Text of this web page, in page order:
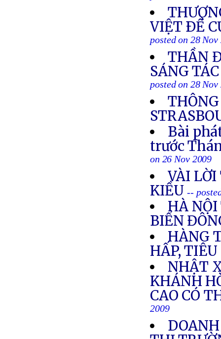
VIỆT ÐỀ
posted on 28
THẦN
SÁNG
posted on 28
Bài
trước
on 26 Nov 2009
VÀI
KIỀU--
HÀ NỘI
BIỂN
HÀNG
HẤP,
NHẬT
KHÁNH
CAO CÓ
2009